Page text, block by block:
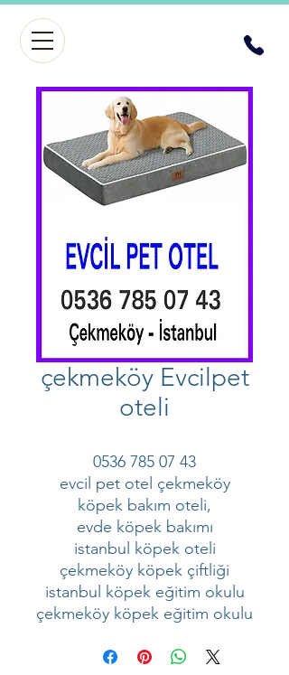
çekmeköy Evcilpet
oteli
0536 785 07 43
evcil pet otel çekmeköy
köpek bakım oteli,
evde köpek bakımı
istanbul köpek oteli
çekmeköy köpek çiftliği
istanbul köpek eğitim okulu
çekmeköy köpek eğitim okulu